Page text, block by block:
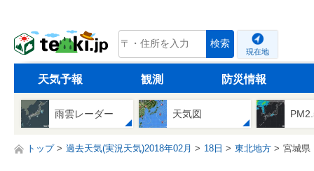
tenki.jp 検索
現在地
天気予報 観測 防災情報
雨雲レーダー 天気図
トップ 過去天気(実況天気)2018年02月 18日 東北地方 宮城県